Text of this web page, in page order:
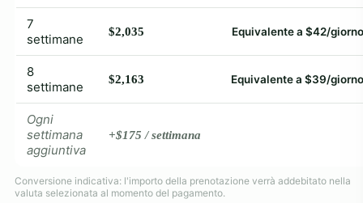
7
settimane
$2,035 Equivalente a $42/giorno
8
settimane
$2,163 Equivalente a $39/giorno
Ogni
settimana
aggiuntiva
+$175 / settimana
Conversione indicativa: l'importo della prenotazione verrà addebitato nella
valuta selezionata al momento del pagamento.